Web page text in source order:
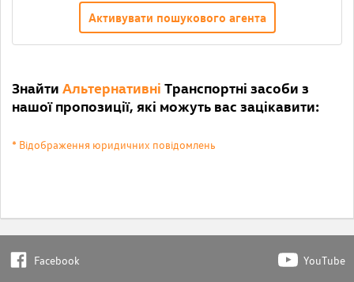
Активувати пошукового агента
Знайти Альтернативні Транспортні засоби з
нашої пропозиції, які можуть вас зацікавити:
* Відображення юридичних повідомлень
Facebook YouTube